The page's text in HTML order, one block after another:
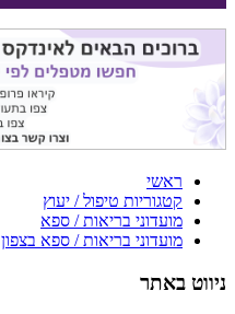
ראשי
קטגוריות טיפול / יעוץ
מועדוני בריאות / ספא
מועדוני בריאות / ספא בצפון
ניווט באתר